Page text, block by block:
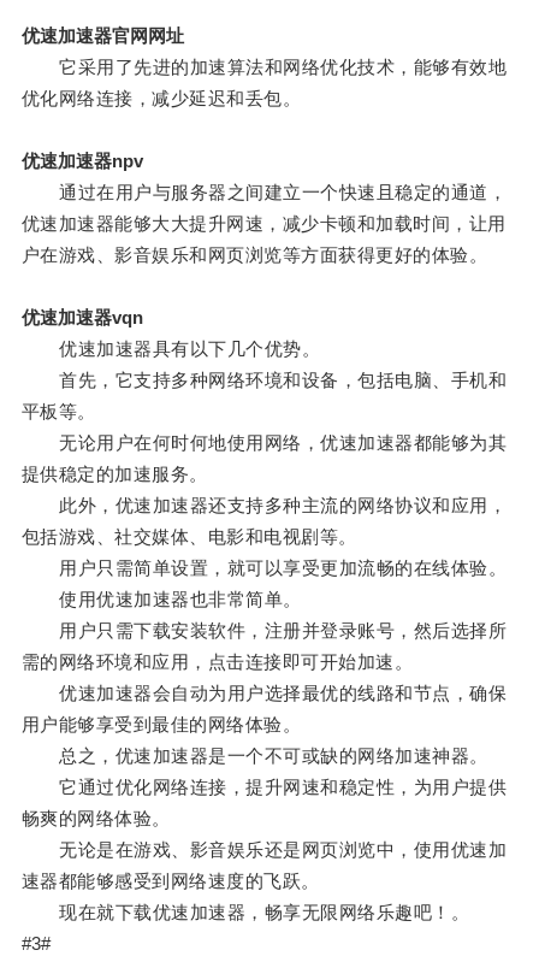
优速加速器官网网址
它采用了先进的加速算法和网络优化技术，能够有效地
优化网络连接，减少延迟和丢包。
优速加速器npv
通过在用户与服务器之间建立一个快速且稳定的通道，
优速加速器能够大大提升网速，减少卡顿和加载时间，让用
户在游戏、影音娱乐和网页浏览等方面获得更好的体验。
优速加速器vqn
优速加速器具有以下几个优势。
首先，它支持多种网络环境和设备，包括电脑、手机和
平板等。
无论用户在何时何地使用网络，优速加速器都能够为其
提供稳定的加速服务。
此外，优速加速器还支持多种主流的网络协议和应用，
包括游戏、社交媒体、电影和电视剧等。
用户只需简单设置，就可以享受更加流畅的在线体验。
使用优速加速器也非常简单。
用户只需下载安装软件，注册并登录账号，然后选择所
需的网络环境和应用，点击连接即可开始加速。
优速加速器会自动为用户选择最优的线路和节点，确保
用户能够享受到最佳的网络体验。
总之，优速加速器是一个不可或缺的网络加速神器。
它通过优化网络连接，提升网速和稳定性，为用户提供
畅爽的网络体验。
无论是在游戏、影音娱乐还是网页浏览中，使用优速加
速器都能够感受到网络速度的飞跃。
现在就下载优速加速器，畅享无限网络乐趣吧！。
#3#